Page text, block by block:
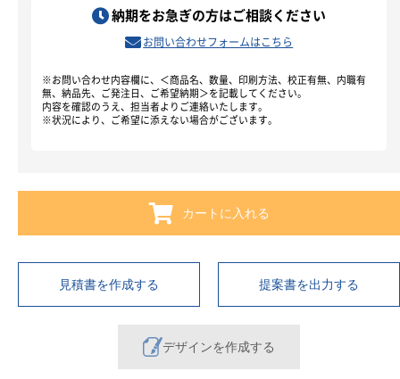
納期をお急ぎの方はご相談ください
お問い合わせフォームはこちら
※お問い合わせ内容欄に、＜商品名、数量、印刷方法、校正有無、内職有
無、納品先、ご発注日、ご希望納期＞を記載してください。
内容を確認のうえ、担当者よりご連絡いたします。
※状況により、ご希望に添えない場合がございます。
カートに入れる
見積書を作成する 提案書を出力する
デザインを作成する